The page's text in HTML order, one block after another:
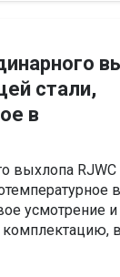
стали,
в
выхлопа RJWC
усмотрение